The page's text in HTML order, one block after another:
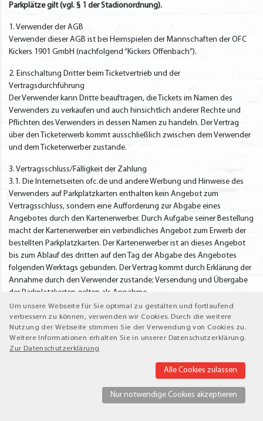
Parkplätze gilt (vgl. § 1 der Stadionordnung).
1. Verwender der AGB
Verwender dieser AGB ist bei Heimspielen der Mannschaften der OFC
Kickers 1901 GmbH (nachfolgend “Kickers Offenbach”).
2. Einschaltung Dritter beim Ticketvertrieb und der
Vertragsdurchführung
Der Verwender kann Dritte beauftragen, die Tickets im Namen des
Verwenders zu verkaufen und auch hinsichtlich anderer Rechte und
Pflichten des Verwenders in dessen Namen zu handeln. Der Vertrag
über den Ticketerwerb kommt ausschließlich zwischen dem Verwender
und dem Ticketerwerber zustande.
3. Vertragsschluss/Fälligkeit der Zahlung
3.1. Die Internetseiten ofc.de und andere Werbung und Hinweise des
Verwenders auf Parkplatzkarten enthalten kein Angebot zum
Vertragsschluss, sondern eine Aufforderung zur Abgabe eines
Angebotes durch den Kartenerwerber. Durch Aufgabe seiner Bestellung
macht der Kartenerwerber ein verbindliches Angebot zum Erwerb der
bestellten Parkplatzkarten. Der Kartenerwerber ist an dieses Angebot
bis zum Ablauf des dritten auf den Tag der Abgabe des Angebotes
folgenden Werktags gebunden. Der Vertrag kommt durch Erklärung der
Annahme durch den Verwender zustande; Versendung und Übergabe
der Parkplatzkarten gelten als Annahme.
3.2. Die Zahlung des Kartenpreises und der gegebenenfalls anfallenden
Versand- und Bearbeitungsgebühren ist mit Abschluss des Vertrages
über den Kartenerwerb fällig.
3.3. Sofern die Parkplatzkarten vor Zahlung des Kartenpreises an den
Kartenerwerber versendet oder übergeben werden, bleiben die
Parkplatzkarten bis zur vollständigen, endgültigen und vorbehaltlosen
Zahlung des Kartenpreises Eigentum des Verwenders. In Ausübung der
dem Verwender zustehenden Einrede des nicht erfüllten Vertrages
berechtigen nicht bezahlte Parkplatzkarten nicht zur Nutzung der
Um unsere Webseite für Sie optimal zu gestalten und fortlaufend
verbessern zu können, verwenden wir Cookies. Durch die weitere
Nutzung der Webseite stimmen Sie der Verwendung von Cookies zu.
Weitere Informationen erhalten Sie in unserer Datenschutzerklärung.
Zur Datenschutzerklärung
Alle Cookies zulassen
Nur notwendige Cookies akzeptieren